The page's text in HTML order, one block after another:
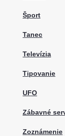
Šport
Tanec
Televízia
Tipovanie
UFO
Zábavné
Zoznámenie